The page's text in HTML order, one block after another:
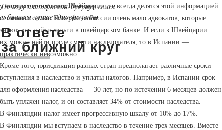
Почему планировать будущее семьи
и бизнеса лучше одновременно
В ответе
за ближний круг
у которых есть счета в Швейцарии, не всегда делятся этой информацией
с членами семьи. Поверьте, в России очень мало адвокатов, которые
знают, как найти деньги в швейцарском банке. И если в Швейцарии
их можно найти после смерти наследодателя, то в Испании —
практически невозможно.
Кроме того, юрисдикция разных стран предполагает различные сроки
вступления в наследство и уплаты налогов. Например, в Испании срок
для оформления наследства — 30 лет, но по истечении 6 месяцев должен
быть уплачен налог, и он составляет 34% от стоимости наследства.
В Финляндии налог имеет прогрессивную шкалу от 10% до 17%.
В Финляндии мы вступаем в наследство в течение трех месяцев. Вместе